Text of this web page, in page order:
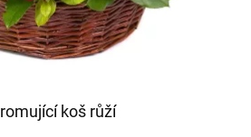
koš růží